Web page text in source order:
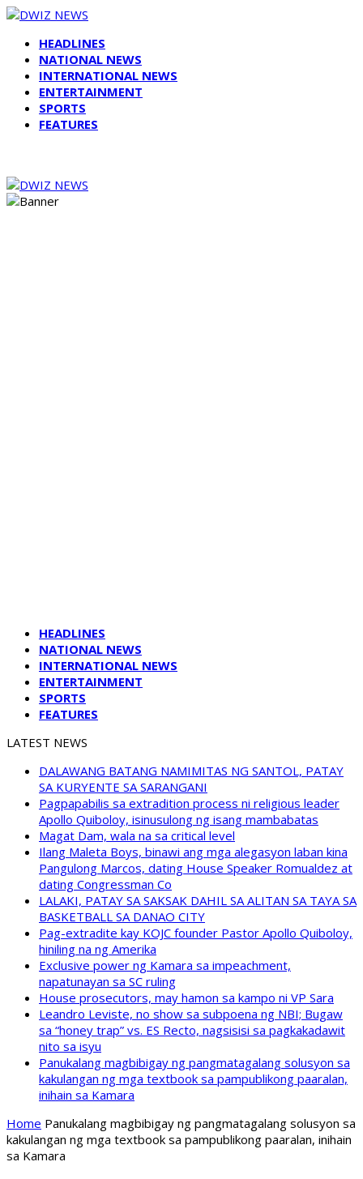
HEADLINES
NATIONAL NEWS
INTERNATIONAL NEWS
ENTERTAINMENT
SPORTS
FEATURES
HEADLINES
NATIONAL NEWS
INTERNATIONAL NEWS
ENTERTAINMENT
SPORTS
FEATURES
LATEST NEWS
DALAWANG BATANG NAMIMITAS NG SANTOL, PATAY
SA KURYENTE SA SARANGANI
Pagpapabilis sa extradition process ni religious leader
Apollo Quiboloy, isinusulong ng isang mambabatas
Magat Dam, wala na sa critical level
Ilang Maleta Boys, binawi ang mga alegasyon laban kina
Pangulong Marcos, dating House Speaker Romualdez at
dating Congressman Co
LALAKI, PATAY SA SAKSAK DAHIL SA ALITAN SA TAYA SA
BASKETBALL SA DANAO CITY
Pag-extradite kay KOJC founder Pastor Apollo Quiboloy,
hiniling na ng Amerika
Exclusive power ng Kamara sa impeachment,
napatunayan sa SC ruling
House prosecutors, may hamon sa kampo ni VP Sara
Leandro Leviste, no show sa subpoena ng NBI; Bugaw
sa “honey trap” vs. ES Recto, nagsisisi sa pagkakadawit
nito sa isyu
Panukalang magbibigay ng pangmatagalang solusyon sa
kakulangan ng mga textbook sa pampublikong paaralan,
inihain sa Kamara
Home Panukalang magbibigay ng pangmatagalang solusyon sa
kakulangan ng mga textbook sa pampublikong paaralan, inihain
sa Kamara